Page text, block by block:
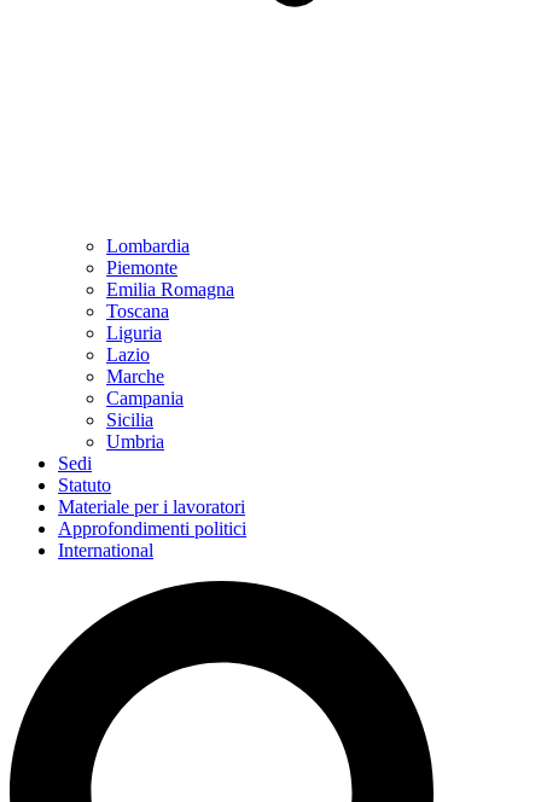
Lombardia
Piemonte
Emilia Romagna
Toscana
Liguria
Lazio
Marche
Campania
Sicilia
Umbria
Sedi
Statuto
Materiale per i lavoratori
Approfondimenti politici
International